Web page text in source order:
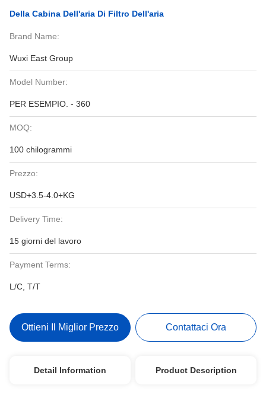
Della Cabina Dell'aria Di Filtro Dell'aria
Brand Name:
Wuxi East Group
Model Number:
PER ESEMPIO. - 360
MOQ:
100 chilogrammi
Prezzo:
USD+3.5-4.0+KG
Delivery Time:
15 giorni del lavoro
Payment Terms:
L/C, T/T
Ottieni Il Miglior Prezzo Contattaci Ora
Detail Information Product Description